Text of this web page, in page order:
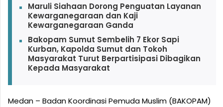
Maruli Siahaan Dorong Penguatan Layanan
Kewarganegaraan dan Kaji
Kewarganegaraan Ganda
Bakopam Sumut Sembelih 7 Ekor Sapi
Kurban, Kapolda Sumut dan Tokoh
Masyarakat Turut Berpartisipasi Dibagikan
Kepada Masyarakat
Medan – Badan Koordinasi Pemuda Muslim (BAKOPAM)